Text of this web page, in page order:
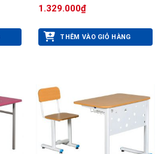
1.329.000₫
THÊM VÀO GIỎ HÀNG